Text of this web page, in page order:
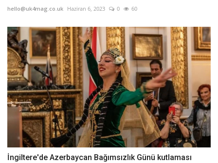
hello@uk4mag.co.uk Haziran 6, 2023 0 60
İngiltere'de Azerbaycan Bağımsızlık Günü kutlaması